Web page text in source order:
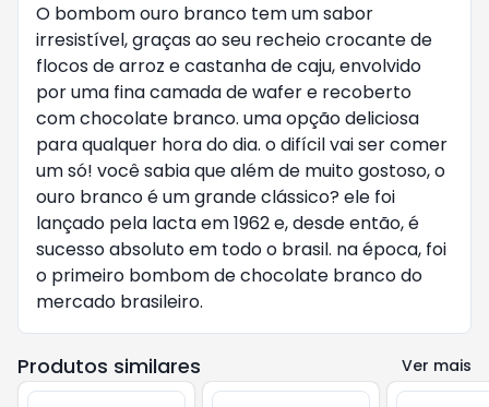
O bombom ouro branco tem um sabor
irresistível, graças ao seu recheio crocante de
flocos de arroz e castanha de caju, envolvido
por uma fina camada de wafer e recoberto
com chocolate branco. uma opção deliciosa
para qualquer hora do dia. o difícil vai ser comer
um só! você sabia que além de muito gostoso, o
ouro branco é um grande clássico? ele foi
lançado pela lacta em 1962 e, desde então, é
sucesso absoluto em todo o brasil. na época, foi
o primeiro bombom de chocolate branco do
mercado brasileiro.
Produtos similares Ver mais